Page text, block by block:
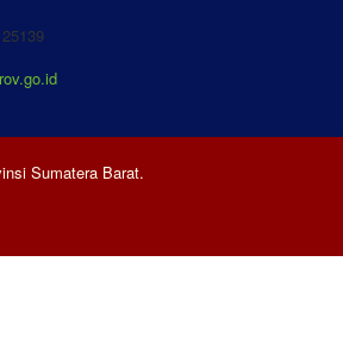
Sumatera Barat.